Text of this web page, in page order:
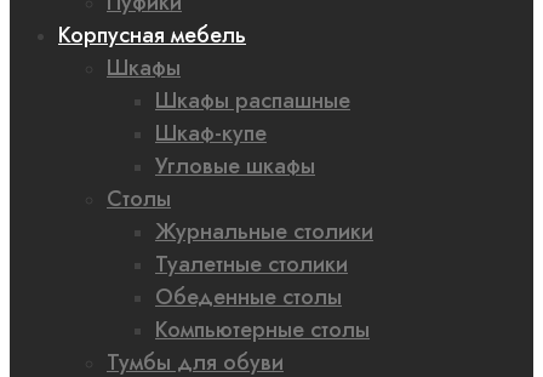
Корпусная мебель
Шкафы
Шкафы распашные
Шкаф-купе
Угловые шкафы
Столы
Журнальные столики
Туалетные столики
Обеденные столы
Компьютерные столы
Тумбы для обуви